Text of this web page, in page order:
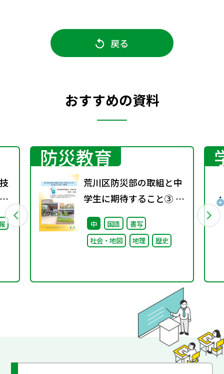
戻る
おすすめの資料
防災教育
荒川区防災部の取組と中
学生に期待すること③ ～
取り組みと今後への期待
～
中 国語
書写
社会・地図
地理 歴史